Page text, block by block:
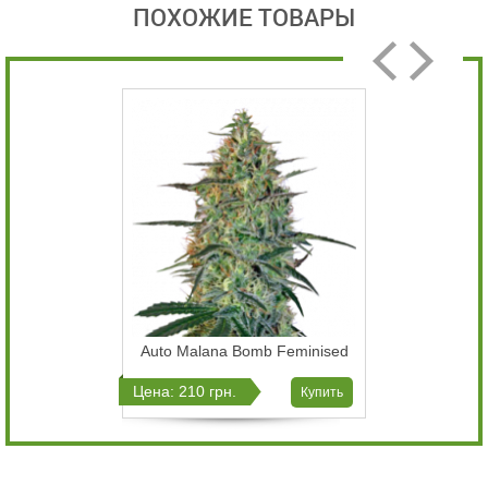
ПОХОЖИЕ ТОВАРЫ
Auto Malana Bomb Feminised
Цена: 210 грн. Купить